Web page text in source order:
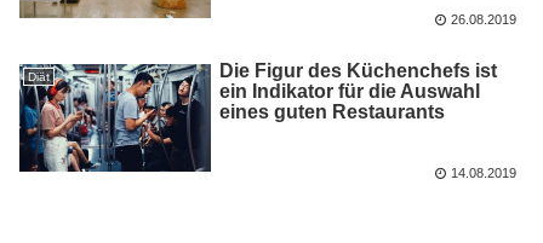
26.08.2019
Diät
Die Figur des Küchenchefs ist
ein Indikator für die Auswahl
eines guten Restaurants
14.08.2019